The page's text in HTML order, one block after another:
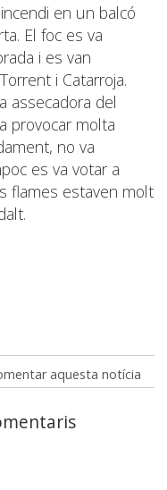
en un balcó
El foc es va
i es van
i Catarroja.
assecadora del
provocar molta
no va
es va votar a
flames estaven molt
aquesta notícia